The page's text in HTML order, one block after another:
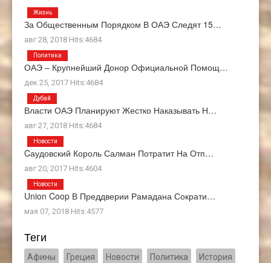
За Общественным Порядком В ОАЭ Следят 15…
авг 28, 2018 Hits:4684
Жизнь
ОАЭ – Крупнейший Донор Официальной Помощ…
дек 25, 2017 Hits:4684
Политика
Власти ОАЭ Планируют Жестко Наказывать Н…
авг 27, 2018 Hits:4684
Дубай
Cаудовский Король Салман Потратит На Отп…
авг 20, 2017 Hits:4604
Новости
Union Coop В Преддверии Рамадана Сократи…
мая 07, 2018 Hits:4577
Новости
Теги
Афины Греция Новости Политика История